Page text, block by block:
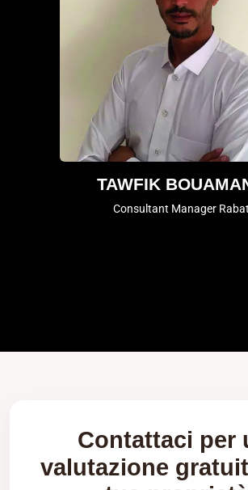
TAWFIK
Consultant Manager Rabat
Contattaci per
valutazione